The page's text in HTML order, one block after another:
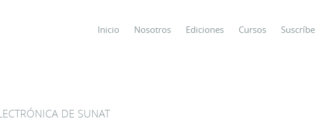
Inicio Nosotros Ediciones Cursos
DE SUNAT